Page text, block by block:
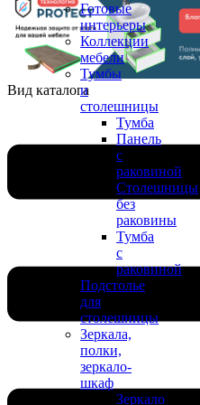
Готовые
интерьеры
Коллекции
мебели
Тумбы
и
столешницы
Тумба
Панель
с
раковиной
Столешницы
без
раковины
Тумба
с
раковиной
Подстолье
для
столешницы
Зеркала,
полки,
зеркало-
шкаф
Зеркало
Вид каталога